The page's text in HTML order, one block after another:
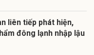
liên tiếp phát hiện,
đông lạnh nhập lậu